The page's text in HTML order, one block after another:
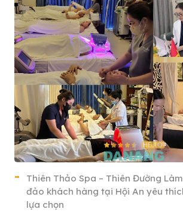
Thiên Thảo Spa – Thiên Đường
đảo khách hàng tại Hội An yêu
lựa chọn